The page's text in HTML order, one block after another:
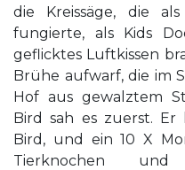
die Kreissäge, die
fungierte, als Kids
geflicktes Luftkissen
Brühe aufwarf, die im
Hof aus gewalztem
Bird sah es zuerst.
Bird, und ein 10 X
Tierknochen und